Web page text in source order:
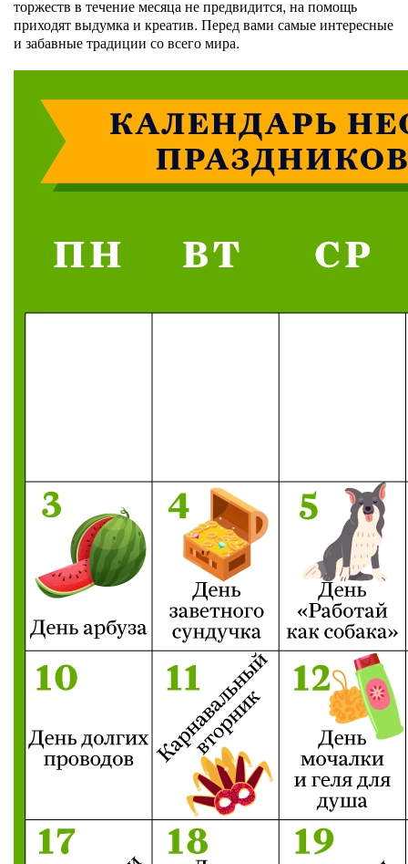
торжеств в течение месяца не предвидится, на помощь
приходят выдумка и креатив. Перед вами самые интересные
и забавные традиции со всего мира.